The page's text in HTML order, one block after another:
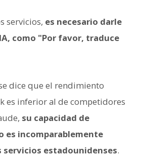
servicios, es necesario darle
como "Por favor, traduce
dice que el rendimiento
es inferior al de competidores
su capacidad de
es incomparablemente
servicios estadounidenses.